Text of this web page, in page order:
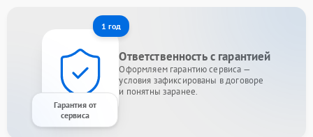
1 год
Гарантия от
сервиса
Ответственность с гарантией
Оформляем гарантию сервиса —
условия зафиксированы в договоре
и понятны заранее.